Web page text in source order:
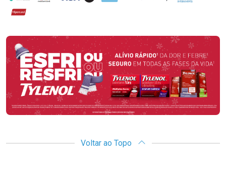
Hipercard
Promoção em Destaque
Voltar ao Topo